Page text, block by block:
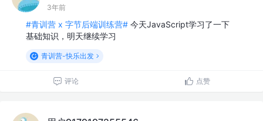
3年前
#青训营 x 字节后端训练营# 今天JavaScript学习了一下
基础知识，明天继续学习
青训营-快乐出发
评论 点赞